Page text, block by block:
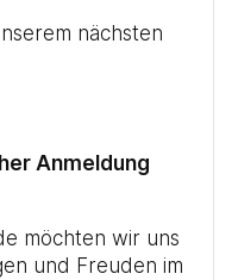
nächsten
Anmeldung
möchten wir uns
und Freuden im